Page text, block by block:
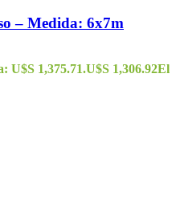
– Medida: 6x7m
U$S 1,375.71.U$S 1,306.92El